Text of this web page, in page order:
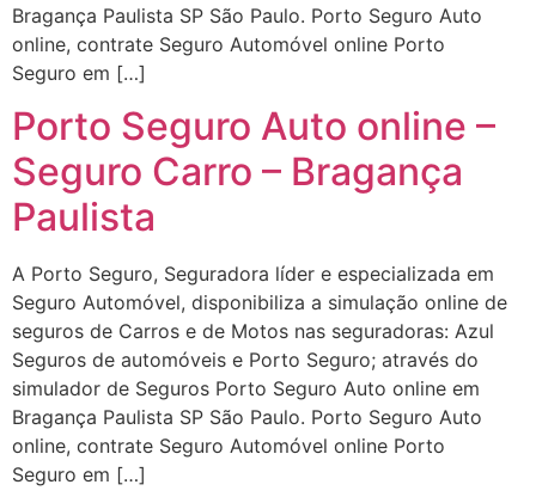
Bragança Paulista SP São Paulo. Porto Seguro Auto
online, contrate Seguro Automóvel online Porto
Seguro em […]
Porto Seguro Auto online –
Seguro Carro – Bragança
Paulista
A Porto Seguro, Seguradora líder e especializada em
Seguro Automóvel, disponibiliza a simulação online de
seguros de Carros e de Motos nas seguradoras: Azul
Seguros de automóveis e Porto Seguro; através do
simulador de Seguros Porto Seguro Auto online em
Bragança Paulista SP São Paulo. Porto Seguro Auto
online, contrate Seguro Automóvel online Porto
Seguro em […]